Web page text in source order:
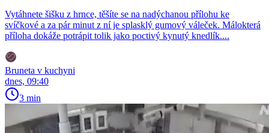
Vytáhnete šišku z hrnce, těšíte se na nadýchanou přílohu ke
svíčkové a za pár minut z ní je splasklý gumový váleček. Málokterá
příloha dokáže potrápit tolik jako poctivý kynutý knedlík....
Bruneta v kuchyni
dnes, 09:40
3 min